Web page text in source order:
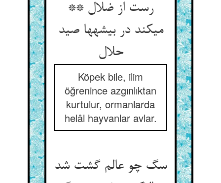
رست از ضلال **
می‏کند در بیشه‏ها صید
حلال‏
Köpek bile, ilim
öğrenince azgınlıktan
kurtulur, ormanlarda
helâl hayvanlar avlar.
سگ چو عالم گشت شد